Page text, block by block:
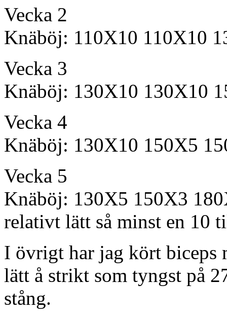
Vecka 2
Knäböj: 110X10 110X10
Vecka 3
Knäböj: 130X10 130X10
Vecka 4
Knäböj: 130X10 150X5
Vecka 5
Knäböj: 130X5 150X3
relativt lätt så minst en 10
I övrigt har jag kört biceps
lätt å strikt som tyngst på
stång.